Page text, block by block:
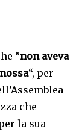
“non aveva
“, per
che
la sua